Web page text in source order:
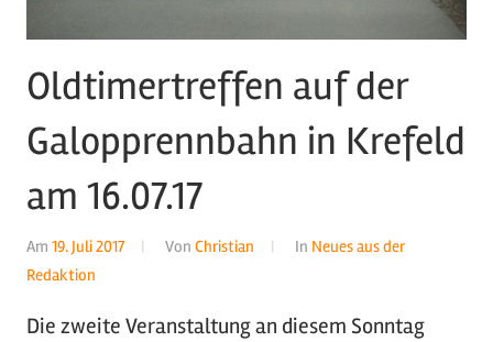
Oldtimertreffen auf der
Galopprennbahn in Krefeld
am 16.07.17
Am 19. Juli 2017 Von Christian In Neues aus der
Redaktion
Die zweite Veranstaltung an diesem Sonntag